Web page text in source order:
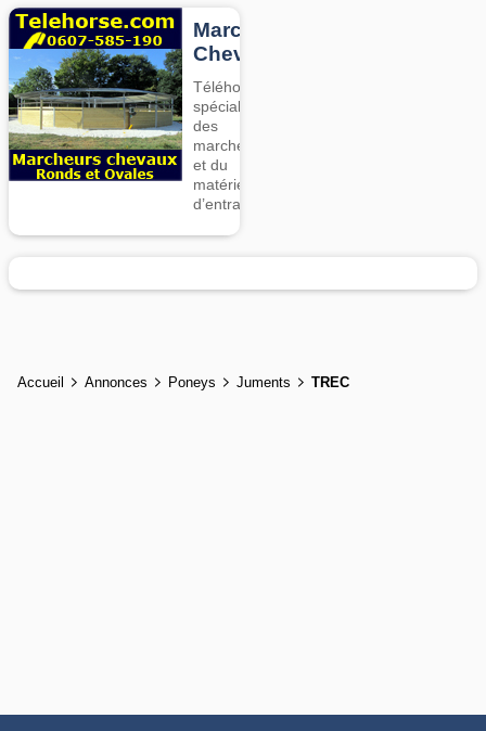
Marcheurs
Chevaux
Téléhorse,
spécialiste
des
marcheurs
et du
matériel
d’entrainement
Accueil Annonces Poneys Juments TREC